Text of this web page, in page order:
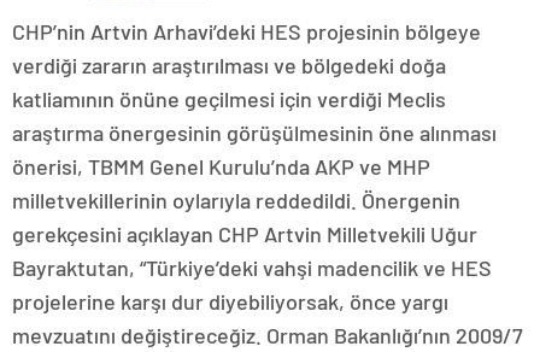
CHP’nin Artvin Arhavi’deki HES projesinin bölgeye
verdiği zararın araştırılması ve bölgedeki doğa
katliamının önüne geçilmesi için verdiği Meclis
araştırma önergesinin görüşülmesinin öne alınması
önerisi, TBMM Genel Kurulu’nda AKP ve MHP
milletvekillerinin oylarıyla reddedildi. Önergenin
gerekçesini açıklayan CHP Artvin Milletvekili Uğur
Bayraktutan, “Türkiye’deki vahşi madencilik ve HES
projelerine karşı dur diyebiliyorsak, önce yargı
mevzuatını değiştireceğiz. Orman Bakanlığı’nın 2009/7